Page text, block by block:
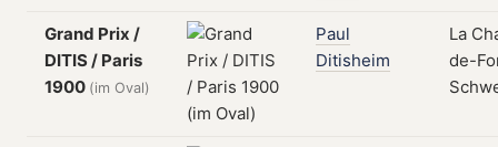
Grand Prix /
DITIS / Paris
1900 (im Oval)
Paul
Ditisheim
La
de-